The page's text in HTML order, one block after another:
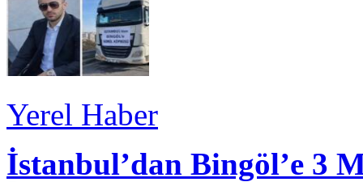
Yerel Haber
İstanbul’dan Bingöl’e 3